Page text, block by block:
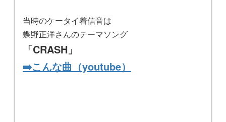
当時のケータイ着信音は
蝶野正洋さんのテーマソング
「CRASH」
➡️こんな曲（youtube）